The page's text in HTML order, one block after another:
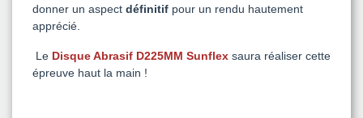
donner un aspect définitif pour un rendu hautement
apprécié.
Le Disque Abrasif D225MM Sunflex saura réaliser cette
épreuve haut la main !